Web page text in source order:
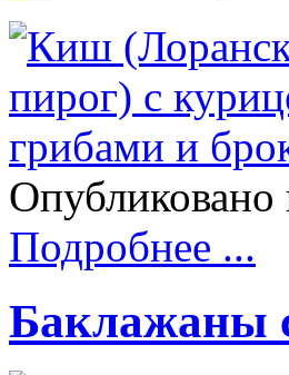
Опубликовано
Подробнее ...
Баклажаны